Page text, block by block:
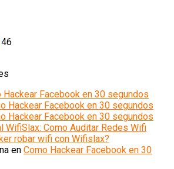
46
Hackear Facebook en 30 segundos
Hackear Facebook en 30 segundos
Hackear Facebook en 30 segundos
WifiSlax: Como Auditar Redes Wifi
robar wifi con Wifislax?
en Como Hackear Facebook en 30